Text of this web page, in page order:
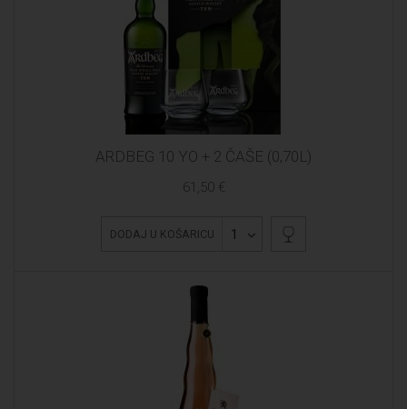
ARDBEG 10 YO + 2 ČAŠE (0,70L)
61,50 €
DODAJ U KOŠARICU 1